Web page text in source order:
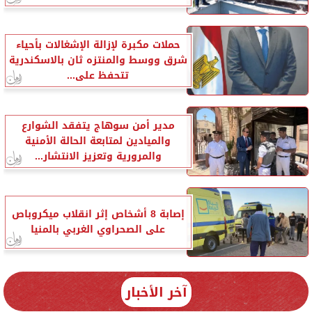
حملات مكبرة لإزالة الإشغالات بأحياء
شرق ووسط والمنتزه ثان بالاسكندرية
تتحفظ على...
مدير أمن سوهاج يتفقد الشوارع
والميادين لمتابعة الحالة الأمنية
والمرورية وتعزيز الانتشار...
إصابة 8 أشخاص إثر انقلاب ميكروباص
على الصحراوي الغربي بالمنيا
آخر الأخبار